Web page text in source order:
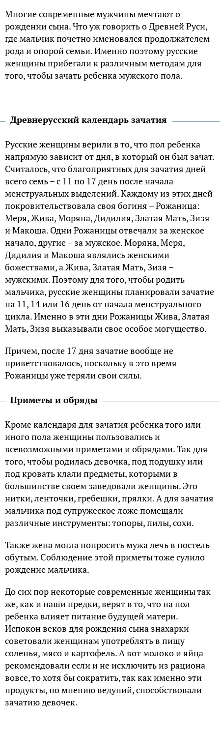
Многие современные мужчины мечтают о
рождении сына. Что уж говорить о Древней Руси,
где мальчик почетно именовался продолжателем
рода и опорой семьи. Именно поэтому русские
женщины прибегали к различным методам для
того, чтобы зачать ребенка мужского пола.
Древнерусский календарь зачатия
Русские женщины верили в то, что пол ребенка
напрямую зависит от дня, в который он был зачат.
Считалось, что благоприятных для зачатия дней
всего семь – с 11 по 17 день после начала
менструальных выделений. Каждому из этих дней
покровительствовала своя богиня – Рожаница:
Меря, Жива, Моряна, Дидилия, Златая Мать, Зизя
и Макоша. Одни Рожаницы отвечали за женское
начало, другие – за мужское. Моряна, Меря,
Дидилия и Макоша являлись женскими
божествами, а Жива, Златая Мать, Зизя –
мужскими. Поэтому для того, чтобы родить
мальчика, русские женщины планировали зачатие
на 11, 14 или 16 день от начала менструального
цикла. Именно в эти дни Рожаницы Жива, Златая
Мать, Зизя выказывали свое особое могущество.
Причем, после 17 дня зачатие вообще не
приветствовалось, поскольку в это время
Рожаницы уже теряли свои силы.
Приметы и обряды
Кроме календаря для зачатия ребенка того или
иного пола женщины пользовались и
всевозможными приметами и обрядами. Так для
того, чтобы родилась девочка, под подушку или
под кровать клали предметы, которыми в
большинстве своем заведовали женщины. Это
нитки, ленточки, гребешки, прялки. А для зачатия
мальчика под супружеское ложе помещали
различные инструменты: топоры, пилы, сохи.
Также жена могла попросить мужа лечь в постель
обутым. Соблюдение этой приметы тоже сулило
рождение мальчика.
До сих пор некоторые современные женщины так
же, как и наши предки, верят в то, что на пол
ребенка влияет питание будущей матери.
Испокон веков для рождения сына знахарки
советовали женщинам употреблять в пищу
соленья, мясо и картофель. А вот молоко и яйца
рекомендовали если и не исключить из рациона
вовсе, то хотя бы сократить, так как именно эти
продукты, по мнению ведуний, способствовали
зачатию девочек.